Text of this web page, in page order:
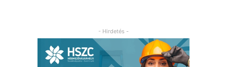
- Hirdetés -